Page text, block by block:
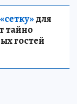
для
тайно
гостей